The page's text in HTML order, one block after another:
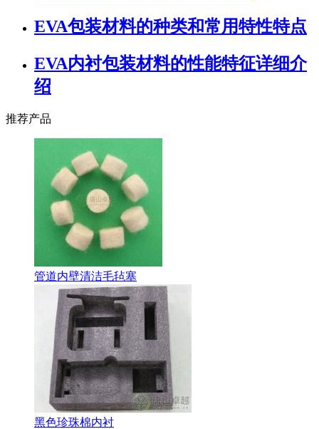
EVA包装材料的种类和常用特性特点
EVA内衬包装材料的性能特征详细介
绍
推荐产品
管道内壁清洁毛毡塞
黑色珍珠棉内衬